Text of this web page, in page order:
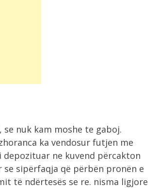
nuk kam moshe te gaboj.
ka vendosur futjen me
ne kuvend përcakton
sipërfaqja që përbën pronën e
të ndërtesës se re. nisma ligjore